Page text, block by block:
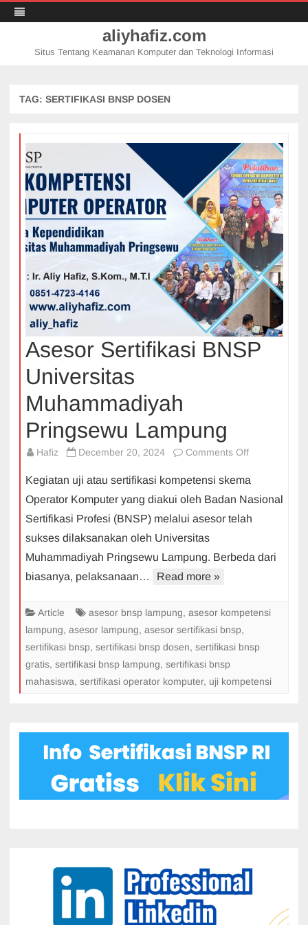
aliyhafiz.com
Situs Tentang Keamanan Komputer dan Teknologi Informasi
TAG: SERTIFIKASI BNSP DOSEN
Asesor Sertifikasi BNSP
Universitas
Muhammadiyah
Pringsewu Lampung
Hafiz December 20, 2024 Comments Offon
Sertifikasi
BNSP
Universitas
Pringsewu
Kegiatan uji atau sertifikasi kompetensi skema
Operator Komputer yang diakui oleh Badan Nasional
Sertifikasi Profesi (BNSP) melalui asesor telah
sukses dilaksanakan oleh Universitas
Muhammadiyah Pringsewu Lampung. Berbeda dari
biasanya, pelaksanaan…
Read more »
Article asesor bnsp lampung, asesor kompetensi
lampung, asesor lampung, asesor sertifikasi bnsp,
sertifikasi bnsp, sertifikasi bnsp dosen, sertifikasi bnsp
gratis, sertifikasi bnsp lampung, sertifikasi bnsp
mahasiswa, sertifikasi operator komputer, uji kompetensi